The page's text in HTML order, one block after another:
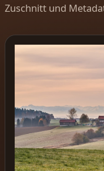
Zuschnitt und